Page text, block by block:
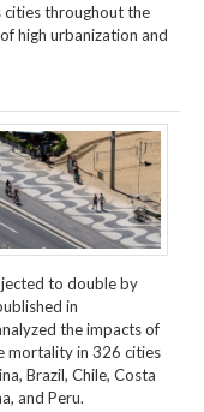
cities throughout the
high urbanization and
to double by
in
the impacts of
mortality in 326 cities
Brazil, Chile, Costa
and Peru.